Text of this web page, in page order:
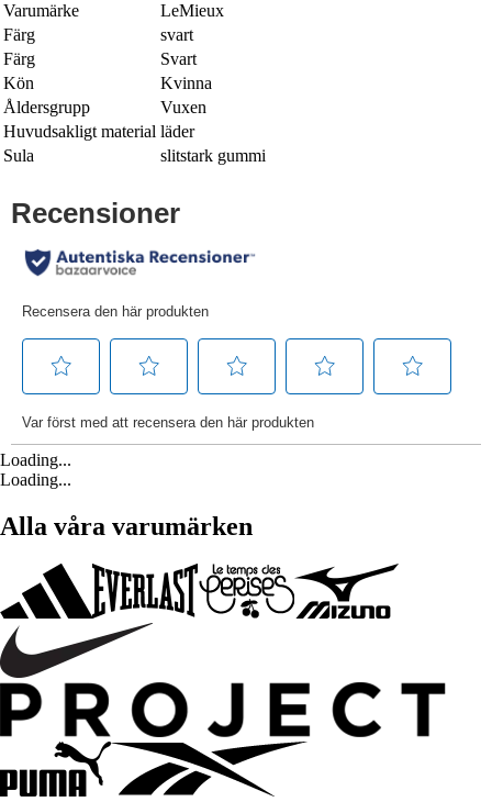
Varumärke
LeMieux
Färg
svart
Färg
Svart
Kön
Kvinna
Åldersgrupp
Vuxen
Huvudsakligt material läder
Sula
slitstark gummi
Loading...
Loading...
Alla våra varumärken